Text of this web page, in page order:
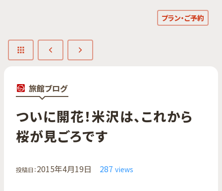
プラン・ご予約
旅館ブログ
ついに​開花！​米沢は、​これから​
桜が​見ごろです
投稿日：2015年4月19日 287 views